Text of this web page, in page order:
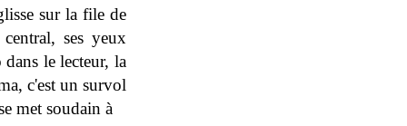
sur la file de
ses yeux
le lecteur, la
c'est un survol
met soudain à